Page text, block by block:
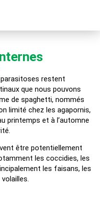
restent
que nous pouvons
de spaghetti, nommés
limité chez les agapornis,
printemps et à l’automne
être potentiellement
les coccidies, les
les faisans, les